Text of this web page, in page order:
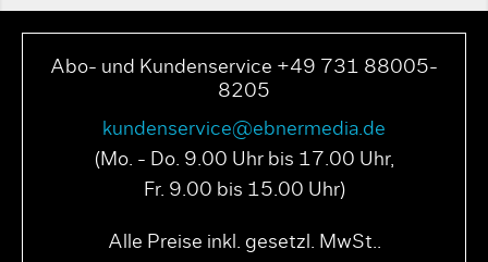
Abo- und Kundenservice +49 731 88005-
8205
kundenservice@ebnermedia.de
(Mo. - Do. 9.00 Uhr bis 17.00 Uhr,
Fr. 9.00 bis 15.00 Uhr)
Alle Preise inkl. gesetzl. MwSt..